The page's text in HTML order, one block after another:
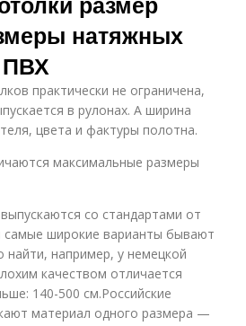
натяжных
ПВХ
практически не ограничена,
в рулонах. А ширина
цвета и фактуры полотна.
максимальные размеры
со стандартами от
самые широкие варианты бывают
например, у немецкой
качеством отличается
140-500 см.Российские
материал одного размера —